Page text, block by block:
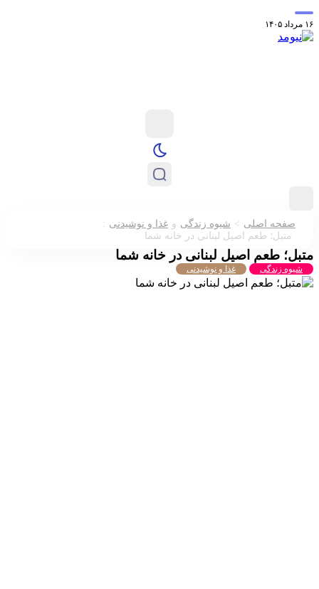
صفحه اصلی > شیوه زندگی و غذا و نوشیدنی :
متبل؛ طعم اصیل لبنانی در خانه شما
طعم اصیل لبنانی در خانه شما
زندگی غذا و نوشیدنی